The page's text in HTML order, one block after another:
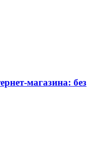
магазина: без